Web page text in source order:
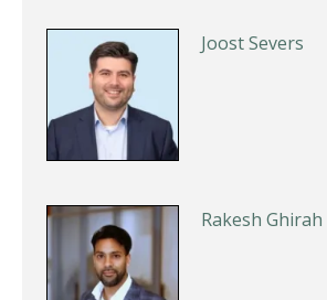
Joost Severs
Rakesh Ghirah